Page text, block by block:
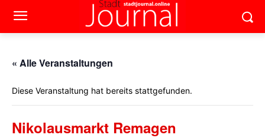
« Alle Veranstaltungen
Diese Veranstaltung hat bereits stattgefunden.
Nikolausmarkt Remagen